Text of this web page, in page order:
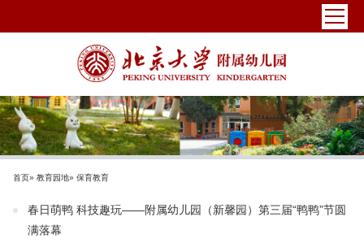
首页» 教育园地» 保育教育
春日萌鸭 科技趣玩——附属幼儿园（新馨园）第三届“鸭鸭”节圆
满落幕